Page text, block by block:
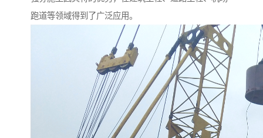
跑道等领域得到了广泛应用。